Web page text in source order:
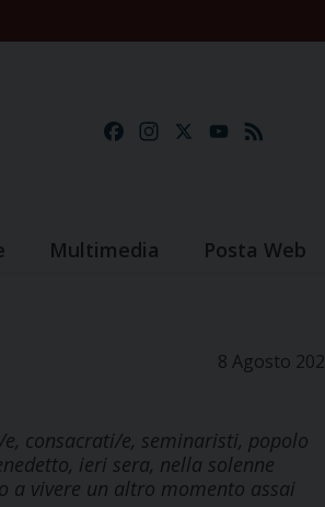
FacebookInstagramYouTube
Multimedia Posta Web
8 Agosto
consacrati/e, seminaristi, popolo
ieri sera, nella solenne
a vivere un altro momento assai